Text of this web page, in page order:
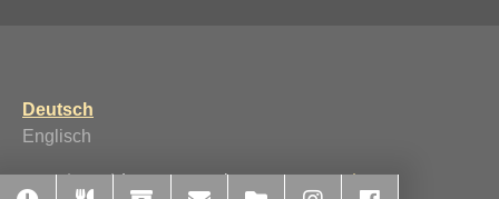
Deutsch
Englisch
Running withTYPO3andBootstrap Package.